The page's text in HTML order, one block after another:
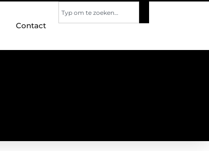
Contact